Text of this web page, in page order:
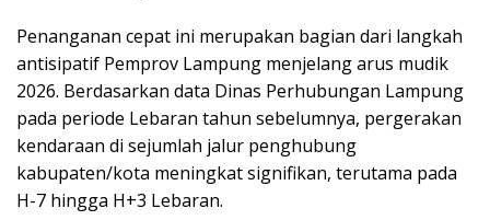
Penanganan cepat ini merupakan bagian dari langkah
antisipatif Pemprov Lampung menjelang arus mudik
2026. Berdasarkan data Dinas Perhubungan Lampung
pada periode Lebaran tahun sebelumnya, pergerakan
kendaraan di sejumlah jalur penghubung
kabupaten/kota meningkat signifikan, terutama pada
H-7 hingga H+3 Lebaran.